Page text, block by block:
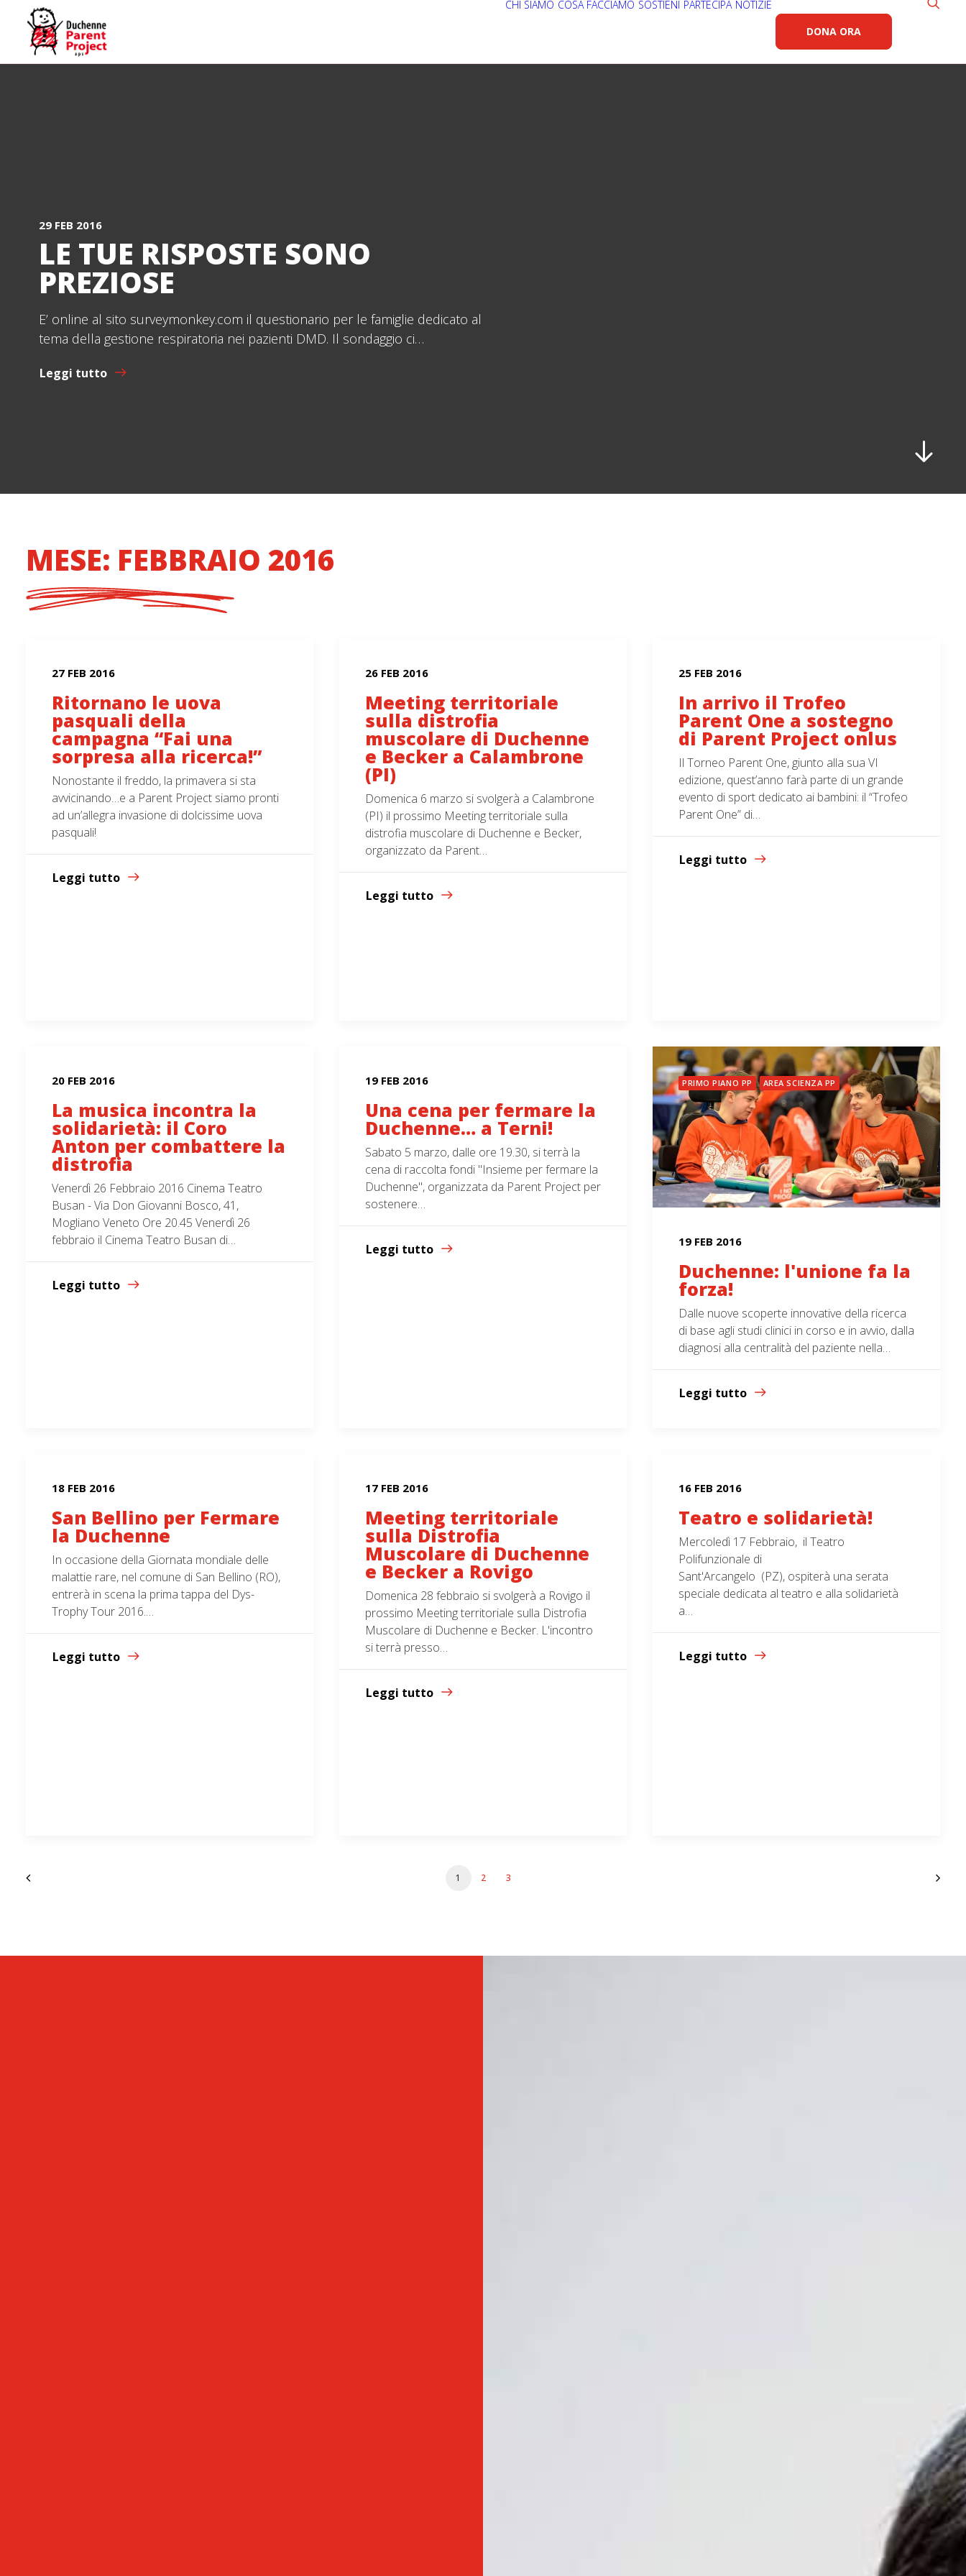
CHI SIAMO COSA FACCIAMO SOSTIENI PARTECIPA NOTIZIE
DONA ORA
29 FEB 2016
LE TUE RISPOSTE SONO
PREZIOSE
E’ online al sito surveymonkey.com il questionario per le famiglie dedicato al
tema della gestione respiratoria nei pazienti DMD. Il sondaggio ci…
Leggi tutto
MESE: FEBBRAIO 2016
27 FEB 2016
Ritornano le uova
pasquali della
campagna “Fai una
sorpresa alla ricerca!”
Nonostante il freddo, la primavera si sta
avvicinando…e a Parent Project siamo pronti
ad un’allegra invasione di dolcissime uova
pasquali!
Leggi tutto
26 FEB 2016
Meeting territoriale
sulla distrofia
muscolare di Duchenne
e Becker a Calambrone
(PI)
Domenica 6 marzo si svolgerà a Calambrone
(PI) il prossimo Meeting territoriale sulla
distrofia muscolare di Duchenne e Becker,
organizzato da Parent…
Leggi tutto
25 FEB 2016
In arrivo il Trofeo
Parent One a sostegno
di Parent Project onlus
Il Torneo Parent One, giunto alla sua VI
edizione, quest’anno farà parte di un grande
evento di sport dedicato ai bambini: il “Trofeo
Parent One” di…
Leggi tutto
20 FEB 2016
La musica incontra la
solidarietà: il Coro
Anton per combattere la
distrofia
Venerdì 26 Febbraio 2016 Cinema Teatro
Busan - Via Don Giovanni Bosco, 41,
Mogliano Veneto Ore 20.45 Venerdì 26
febbraio il Cinema Teatro Busan di…
Leggi tutto
19 FEB 2016
Una cena per fermare la
Duchenne… a Terni!
Sabato 5 marzo, dalle ore 19.30, si terrà la
cena di raccolta fondi "Insieme per fermare la
Duchenne", organizzata da Parent Project per
sostenere…
Leggi tutto
PRIMO PIANO PP AREA SCIENZA PP
19 FEB 2016
Duchenne: l'unione fa la
forza!
Dalle nuove scoperte innovative della ricerca
di base agli studi clinici in corso e in avvio, dalla
diagnosi alla centralità del paziente nella…
Leggi tutto
18 FEB 2016
San Bellino per Fermare
la Duchenne
In occasione della Giornata mondiale delle
malattie rare, nel comune di San Bellino (RO),
entrerà in scena la prima tappa del Dys-
Trophy Tour 2016.…
Leggi tutto
17 FEB 2016
Meeting territoriale
sulla Distrofia
Muscolare di Duchenne
e Becker a Rovigo
Domenica 28 febbraio si svolgerà a Rovigo il
prossimo Meeting territoriale sulla Distrofia
Muscolare di Duchenne e Becker. L'incontro
si terrà presso…
Leggi tutto
16 FEB 2016
Teatro e solidarietà!
Mercoledì 17 Febbraio, il Teatro
Polifunzionale di
Sant'Arcangelo (PZ), ospiterà una serata
speciale dedicata al teatro e alla solidarietà
a…
Leggi tutto
1 2 3